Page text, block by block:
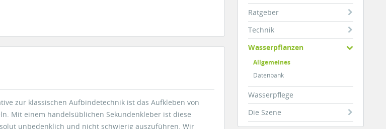
Ratgeber
Technik
Wasserpflanzen
Allgemeines
Datenbank
Wasserpflege
Die Szene
zur klassischen Aufbindetechnik ist das Aufkleben von
Mit einem handelsüblichen Sekundenkleber ist diese
unbedenklich und nicht schwierig auszuführen. Wir